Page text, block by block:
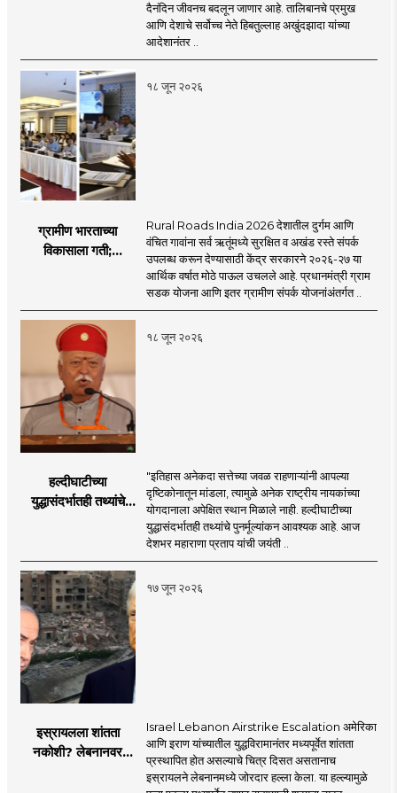
दैनंदिन जीवनच बदलून जाणार आहे. तालिबानचे प्रमुख
आणि देशाचे सर्वोच्च नेते हिबतुल्लाह अखुंदझादा यांच्या
आदेशानंतर ..
१८ जून २०२६
ग्रामीण भारताच्या
विकासाला गती;
लक्ष्य!
Rural Roads India 2026 देशातील दुर्गम आणि
वंचित गावांना सर्व ऋतूंमध्ये सुरक्षित व अखंड रस्ते संपर्क
उपलब्ध करून देण्यासाठी केंद्र सरकारने २०२६-२७ या
आर्थिक वर्षात मोठे पाऊल उचलले आहे. प्रधानमंत्री ग्राम
सडक योजना आणि इतर ग्रामीण संपर्क योजनांअंतर्गत ..
१८ जून २०२६
हल्दीघाटीच्या
युद्धासंदर्भातही तथ्यांचे
मोहनजी भागवत
"इतिहास अनेकदा सत्तेच्या जवळ राहणाऱ्यांनी आपल्या
दृष्टिकोनातून मांडला, त्यामुळे अनेक राष्ट्रीय नायकांच्या
योगदानाला अपेक्षित स्थान मिळाले नाही. हल्दीघाटीच्या
युद्धासंदर्भातही तथ्यांचे पुनर्मूल्यांकन आवश्यक आहे. आज
देशभर महाराणा प्रताप यांची जयंती ..
१७ जून २०२६
इस्रायलला शांतता
नकोशी? लेबनानवर
Israel Lebanon Airstrike Escalation अमेरिका
आणि इराण यांच्यातील युद्धविरामानंतर मध्यपूर्वेत शांतता
प्रस्थापित होत असल्याचे चित्र दिसत असतानाच
इस्रायलने लेबनानमध्ये जोरदार हल्ला केला. या हल्ल्यामुळे